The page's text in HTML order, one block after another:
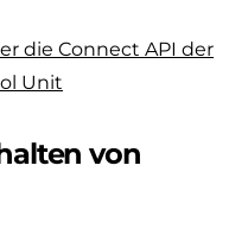
die Connect API der
Unit
von